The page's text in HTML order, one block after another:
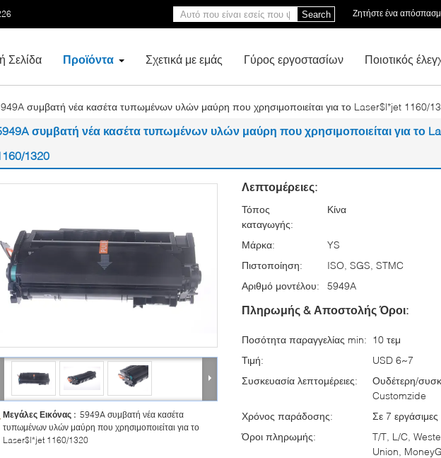
Ζητήστε ένα
Search
Σελίδα Προϊόντα Σχετικά με εμάς Γύρος εργοστασίων Ποιοτικός
συμβατή νέα κασέτα τυπωμένων υλών μαύρη που χρησιμοποιείται για το Laser$l*jet 1160/
συμβατή νέα κασέτα τυπωμένων υλών μαύρη που χρησιμοποιείται για το
1320
Μεγάλες Εικόνας : 5949A συμβατή νέα κασέτα
τυπωμένων υλών μαύρη που χρησιμοποιείται για το
Laser$l*jet 1160/1320
Λεπτομέρειες:
Τόπος
καταγωγής:
Κίνα
Μάρκα:
YS
Πιστοποίηση:
ISO, SGS, STMC
Αριθμό μοντέλου:
5949A
Πληρωμής & Αποστολής Όροι:
Ποσότητα παραγγελίας min: 10 τεμ
Τιμή:
USD 6~7
Συσκευασία λεπτομέρειες:
Ουδέτερη/
Customzide
Χρόνος παράδοσης:
Σε 7 εργάσιμες
Όροι πληρωμής:
T/T, L/C,
Union,